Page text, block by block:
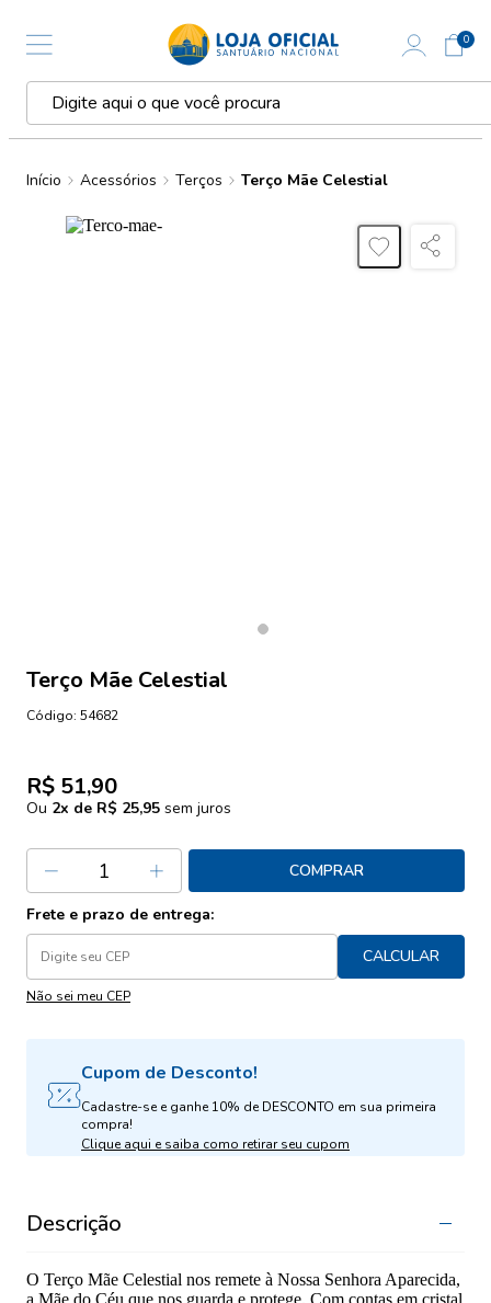
0
Início Acessórios Terços Terço Mãe Celestial
Terço Mãe Celestial
Código: 54682
R$ 51,90
Ou 2x de R$ 25,95 sem juros
COMPRAR
Frete e prazo de entrega:
CALCULAR
Não sei meu CEP
Cupom de Desconto!
Cadastre-se e ganhe 10% de DESCONTO em sua primeira
compra!
Clique aqui e saiba como retirar seu cupom
Descrição
O Terço Mãe Celestial nos remete à Nossa Senhora Aparecida,
a Mãe do Céu que nos guarda e protege. Com contas em cristal